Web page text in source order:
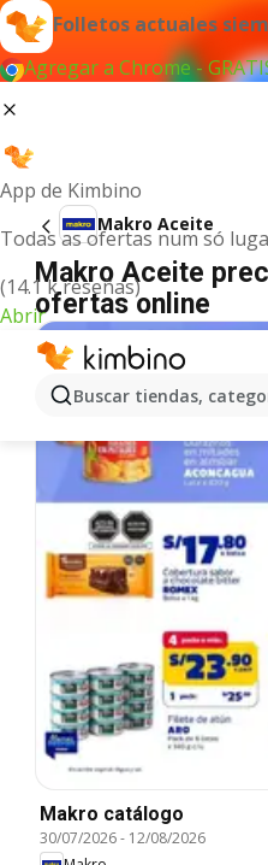
Folletos actuales
Agregar a Chrome -
App de Kimbino
Todas as ofertas num só
(14.1 k reseñas)
Abrir
Buscar tiendas,
Makro Aceite
Makro Aceite
ofertas online
Makro catálogo
30/07/2026- 12/08/2026